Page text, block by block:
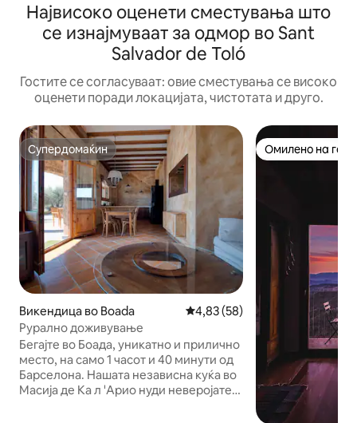
Највисоко оценети сместувања што
се изнајмуваат за одмор во Sant
Salvador de Toló
Гостите се согласуваат: овие сместувања се високо
оценети поради локацијата, чистотата и друго.
Супердомаќин
Супердомаќин
Викендица во Boada Просечна оцена: 4,83 од 5,
4,83 (58)
Рурално доживување
Бегајте во Боада, уникатно и прилично
место, на само 1 часот и 40 минути од
Барселона. Нашата независна куќа во
Масија де Ка л 'Арио нуди неверојатен
Омилено на
Омилено на